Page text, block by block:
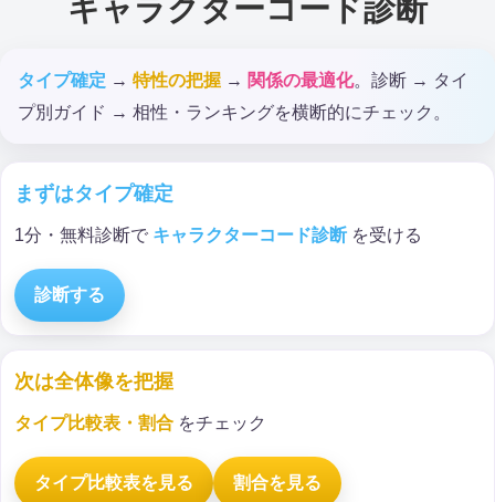
キャラクターコード診断
タイプ確定 → 特性の把握 → 関係の最適化。診断 → タイ
プ別ガイド → 相性・ランキングを横断的にチェック。
まずはタイプ確定
1分・無料診断で キャラクターコード診断 を受ける
診断する
次は全体像を把握
タイプ比較表・割合 をチェック
タイプ比較表を見る 割合を見る